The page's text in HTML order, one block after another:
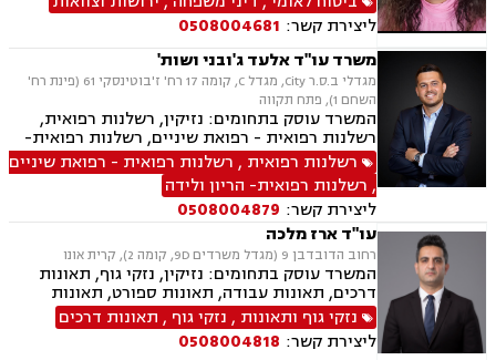
משמורת, מקרקעין ונדל"ן, עסקאות מכר דירה, נזקי
גוף ותאונות, תאונות דרכים, תאונות ספורט, תאונות
תלמידים,
ליצירת קשר: 0508004681
משרד עו"ד אלעד ג'ובני ושות'
מגדלי ב.ס.ר City, מגדל C, קומה 17 רח' ז'בוטינסקי 61 (פינת רח'
השחם 1), פתח תקווה
המשרד עוסק בתחומים: נזיקין, רשלנות רפואית,
רשלנות רפואית - רפואת שיניים, רשלנות רפואית-
הריון ולידה, ביטוח לאומי, תאונות דרכים, תאונות
עבודה, תאונות ספורט, אבדן כושר עבודה , נזקי גוף,
תאונות תלמידים, ביטוח סיעודי , דיני פנסיה
רשלנות רפואית , רשלנות רפואית - רפואת שיניים
, רשלנות רפואית- הריון ולידה
ליצירת קשר: 0508004879
עו"ד ארז מלכה
רחוב הדובדבן 9 (מגדל משרדים 9D, קומה 2), קרית אונו
המשרד עוסק בתחומים: נזיקין, נזקי גוף, תאונות
דרכים, תאונות עבודה, תאונות ספורט, תאונות
תלמידים, רשלנות רפואית
נזקי גוף ותאונות , נזקי גוף , תאונות דרכים
ליצירת קשר: 0508004818